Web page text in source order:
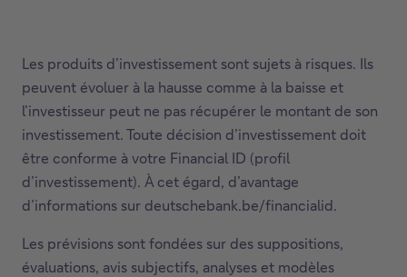
Les produits d’investissement sont sujets à risques. Ils
peuvent évoluer à la hausse comme à la baisse et
l’investisseur peut ne pas récupérer le montant de son
investissement. Toute décision d’investissement doit
être conforme à votre Financial ID (profil
d’investissement). À cet égard, d’avantage
d’informations sur deutschebank.be/financialid.
Les prévisions sont fondées sur des suppositions,
évaluations, avis subjectifs, analyses et modèles